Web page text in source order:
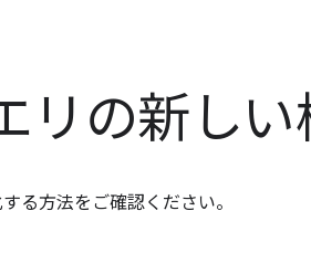
リの新しい
る方法をご確認ください。